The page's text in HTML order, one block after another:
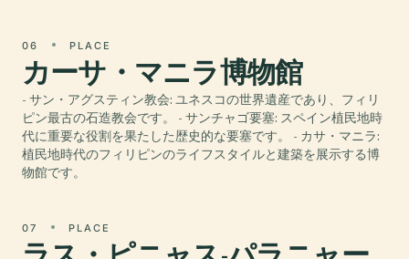
06 PLACE
カーサ・マニラ博物館
- サン・アグスティン教会: ユネスコの世界遺産であり、フィリ
ピン最古の石造教会です。 - サンチャゴ要塞: スペイン植民地時
代に重要な役割を果たした歴史的な要塞です。 - カサ・マニラ:
植民地時代のフィリピンのライフスタイルと建築を展示する博
物館です。
07 PLACE